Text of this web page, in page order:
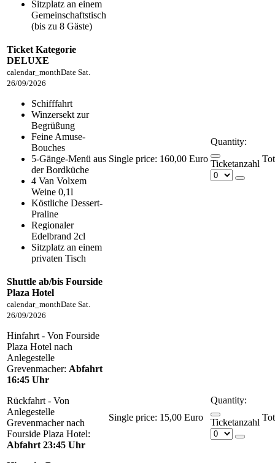
Sitzplatz an einem
Gemeinschaftstisch
(bis zu 8 Gäste)
Ticket Kategorie
DELUXE
calendar_monthDate Sat.
26/09/2026
Schifffahrt
Winzersekt zur
Begrüßung
Feine Amuse-
Bouches
5-Gänge-Menü aus
der Bordküche
4 Van Volxem
Weine 0,1l
Köstliche Dessert-
Praline
Regionaler
Edelbrand 2cl
Sitzplatz an einem
privaten Tisch
Single price: 160,00 Euro
Quantity:
Ticketanzahl
Shuttle ab/bis Fourside
Plaza Hotel
calendar_monthDate Sat.
26/09/2026
Hinfahrt - Von Fourside
Plaza Hotel nach
Anlegestelle
Grevenmacher: Abfahrt
16:45 Uhr
Rückfahrt - Von
Anlegestelle
Grevenmacher nach
Fourside Plaza Hotel:
Abfahrt 23:45 Uhr
Single price: 15,00 Euro
Quantity:
Ticketanzahl